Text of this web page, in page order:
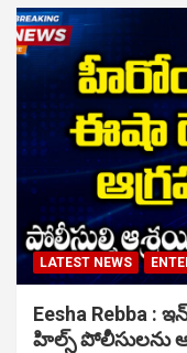
LATEST NEWS
Eesha Rebba
హిల్స్ పోలీసులను